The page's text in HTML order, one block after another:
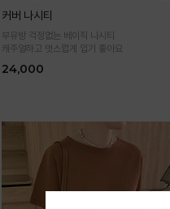
커버 나시티
부유방 걱정없는 베이직 나시티
캐주얼하고 멋스럽게 입기 좋아요
24,000